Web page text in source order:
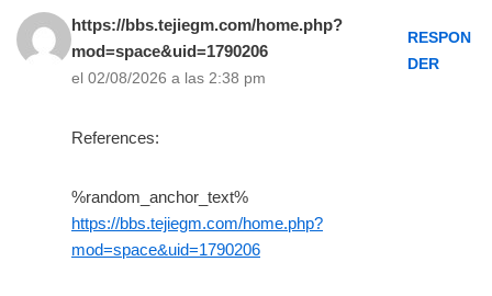
https://bbs.tejiegm.com/home.php?
mod=space&uid=1790206
el 02/08/2026 a las 2:38 pm
RESPON
DER
References:
%random_anchor_text%
https://bbs.tejiegm.com/home.php?
mod=space&uid=1790206